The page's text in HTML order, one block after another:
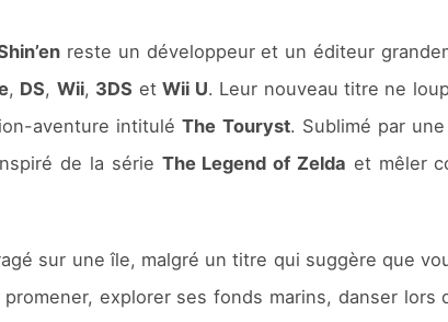
reste un développeur et un éditeur
, DS, Wii, 3DS etWii U. Leur nouveau titre ne
aventure intituléThe Touryst. Sublimé par
de la série The Legend of Zelda et mêler
sur une île, malgré un titre qui suggère que
explorer ses fonds marins, danser